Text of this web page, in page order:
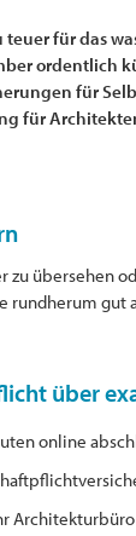
für das
ordentlich
für
für
zu übersehen
über
online
Architekturbüro